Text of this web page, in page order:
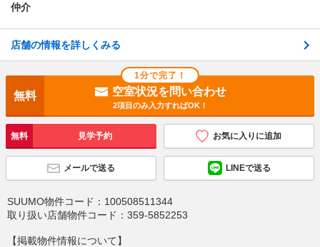
仲介
店舗の情報を詳しくみる
1分で完了！
無料 空室状況を問い合わせ
2項目のみ入力すればOK！
無料 見学予約 お気に入りに追加
メールで送る LINEで送る
SUUMO物件コード： 100508511344
取り扱い店舗物件コード： 359-5852253
【掲載物件情報について】